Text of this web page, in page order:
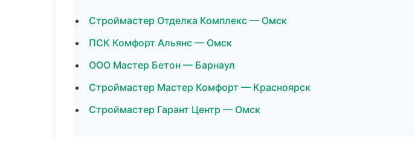
Строймастер Отделка Комплекс — Омск
ПСК Комфорт Альянс — Омск
ООО Мастер Бетон — Барнаул
Строймастер Мастер Комфорт — Красноярск
Строймастер Гарант Центр — Омск